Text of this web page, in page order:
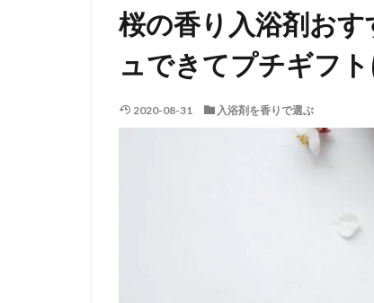
桜の香り入浴剤お
ュできてプチギフ
2020-08-31 入浴剤を香りで選ぶ